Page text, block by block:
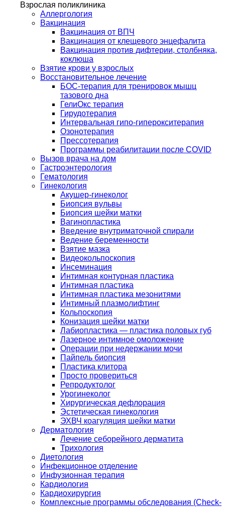
Взрослая поликлиника
Аллергология
Вакцинация
Вакцинация от ВПЧ
Вакцинация от клещевого энцефалита
Вакцинация против дифтерии, столбняка,
коклюша
Взятие крови у взрослых
Восстановительное лечение
БОС-терапия для тренировок мышц
тазового дна
ГелиОкс терапия
Гирудотерапия
Интервальная гипо-гиперокситерапия
Озонотерапия
Прессотерапия
Программы реабилитации после СOVID
Вызов врача на дом
Гастроэнтерология
Гематология
Гинекология
Акушер-гинеколог
Биопсия вульвы
Биопсия шейки матки
Вагинопластика
Введение внутриматочной спирали
Ведение беременности
Взятие мазка
Видеокольпоскопия
Инсеминация
Интимная контурная пластика
Интимная пластика
Интимная пластика мезонитями
Интимный плазмолифтинг
Кольпоскопия
Конизация шейки матки
Лабиопластика — пластика половых губ
Лазерное интимное омоложение
Операции при недержании мочи
Пайпель биопсия
Пластика клитора
Просто провериться
Репродуктолог
Урогинеколог
Хирургическая дефлорация
Эстетическая гинекология
ЭХВЧ коагуляция шейки матки
Дерматология
Лечение себорейного дерматита
Трихология
Диетология
Инфекционное отделение
Инфузионная терапия
Кардиология
Кардиохирургия
Комплексные программы обследования (Check-